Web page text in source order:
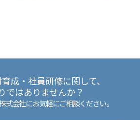
成・社員研修に関して、
ではありませんか？
式会社にお気軽にご相談ください。